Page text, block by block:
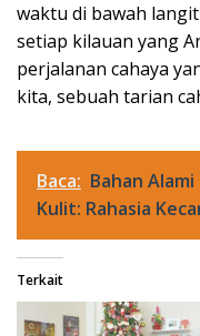
waktu di bawah
setiap kilauan yang
perjalanan cahaya
kita, sebuah tarian
Baca: Bahan
Kulit: Rahasia
Terkait